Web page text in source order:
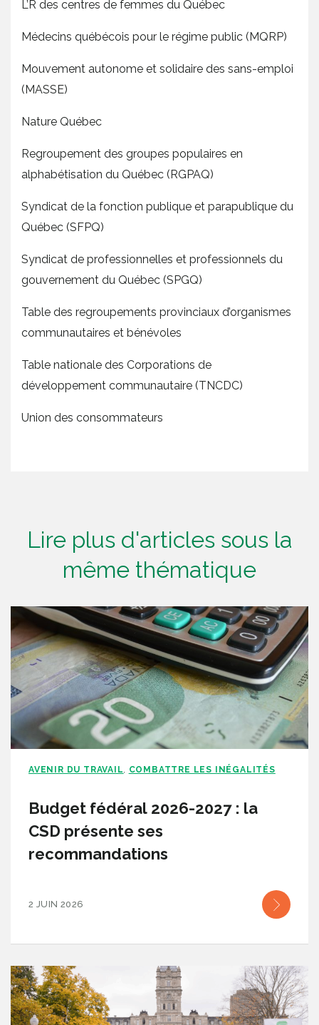
L’R des centres de femmes du Québec
Médecins québécois pour le régime public (MQRP)
Mouvement autonome et solidaire des sans-emploi
(MASSE)
Nature Québec
Regroupement des groupes populaires en
alphabétisation du Québec (RGPAQ)
Syndicat de la fonction publique et parapublique du
Québec (SFPQ)
Syndicat de professionnelles et professionnels du
gouvernement du Québec (SPGQ)
Table des regroupements provinciaux d’organismes
communautaires et bénévoles
Table nationale des Corporations de
développement communautaire (TNCDC)
Union des consommateurs
Lire plus d'articles sous la
même thématique
AVENIR DU TRAVAIL COMBATTRE LES INÉGALITÉS
Budget fédéral 2026-2027 : la
CSD présente ses
recommandations
2 JUIN 2026